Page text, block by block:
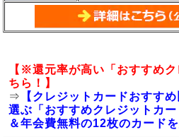
【※還元率が高い「おすすめ
ちら！】
⇒
【クレジットカードおすす
選ぶ「おすすめクレジットカ
＆年会費無料の12枚のカードを